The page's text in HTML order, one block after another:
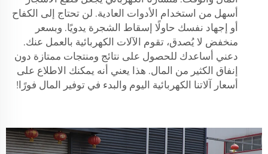
أسهل من استخدام الأدوات العادية. لن تحتاج إلى الكفاح
أو إجهاد نفسك حاولًا إسقاط الشجرة يدويًا. وبسعر
منخفض لا يُصدق، تقوم الآلات الكهربائية بالعمل عنك.
دعني أساعدك للحصول على نتائج ومنتجات ممتازة دون
إنفاق الكثير من المال. هذا يعني أنه يمكنك الاطلاع على
أسعار آلاتنا الكهربائية اليوم والبدء في توفير المال فورًا!